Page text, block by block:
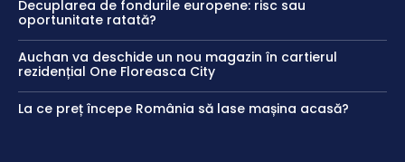
Decuplarea de fondurile europene: risc sau
oportunitate ratată?
Auchan va deschide un nou magazin în cartierul
rezidențial One Floreasca City
La ce preț începe România să lase mașina acasă?